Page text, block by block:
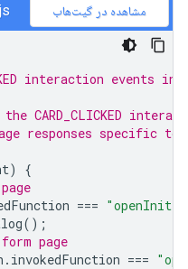
مشاهده در گیت‌هاب
interaction events in
CARD_CLICKED
responses specific
)
{
===
();
page
. invokedFunction ===